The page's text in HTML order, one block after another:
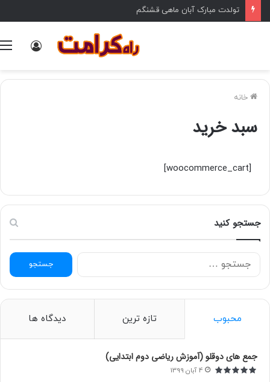
تولدت مبارک آبان ماهی قشنگم
خانه
سبد خرید
[woocommerce_cart]
جستجو کنید
ج
س
ج
محبوب تازه ترین دیدگاه ها
جمع های دوقلو (آموزش ریاضی دوم ابتدایی)
4 آبان 1399